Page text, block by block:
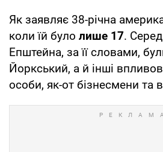
Як заявляє 38-річна
коли їй було лише 17.
Епштейна, за її словами,
Йоркський, а й інші
особи, як-от бізнесмени та